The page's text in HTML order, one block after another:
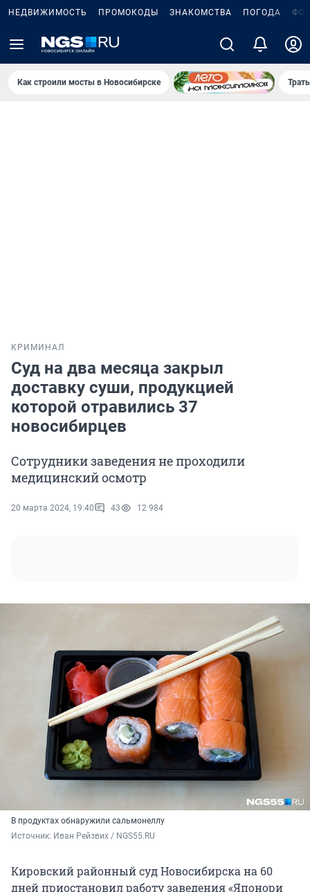
НЕДВИЖИМОСТЬ ПРОМОКОДЫ ЗНАКОМСТВА ПОГОДА
Как строили мосты в Новосибирске
КРИМИНАЛ
Суд на два месяца закрыл
доставку суши, продукцией
которой отравились 37
новосибирцев
Сотрудники заведения не проходили
медицинский осмотр
20 марта 2024, 19:40 43 12 984
В продуктах обнаружили сальмонеллу
Источник: Иван Рейзвих / NGS55.RU
Кировский районный суд Новосибирска на 60
дней приостановил работу заведения «Японори